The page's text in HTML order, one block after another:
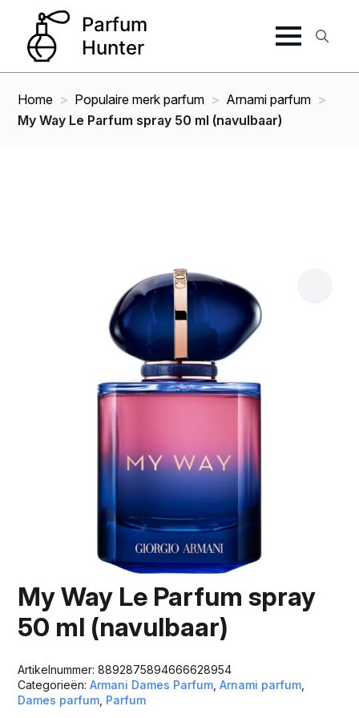
Home Populaire merk parfum
Arnami parfum
My Way Le Parfum spray 50 ml (navulbaar)
My Way Le Parfum spray
50 ml (navulbaar)
Artikelnummer:8892875894666628954
Categorieën:Armani Dames Parfum ,Arnami parfum
Dames parfum Parfum